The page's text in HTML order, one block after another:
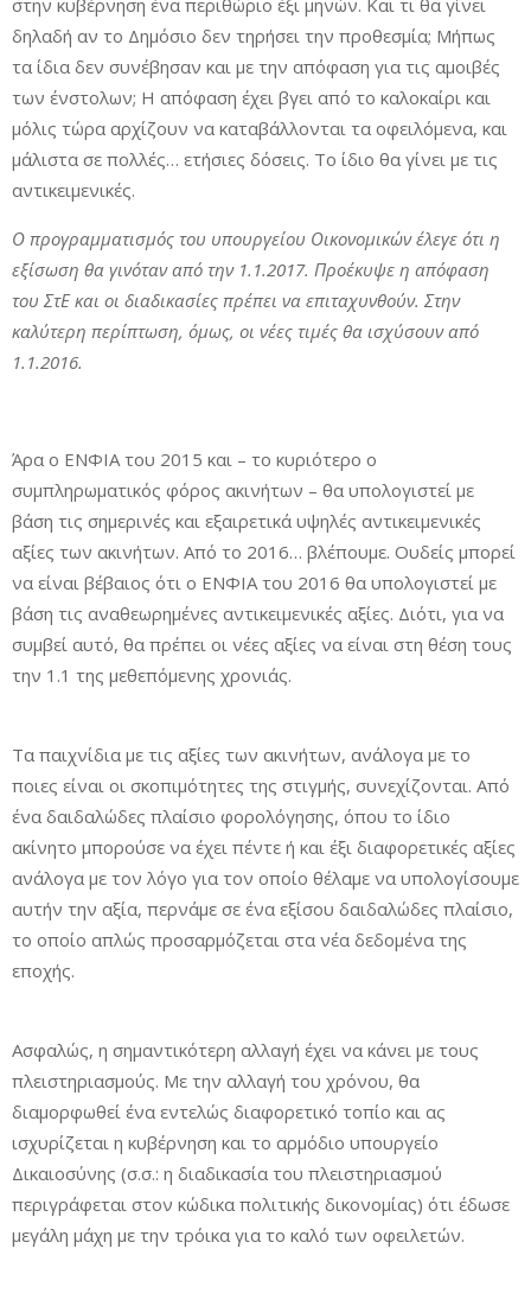
στην κυβέρνηση ένα περιθώριο έξι μηνών. Και τι θα γίνει
δηλαδή αν το Δημόσιο δεν τηρήσει την προθεσμία; Μήπως
τα ίδια δεν συνέβησαν και με την απόφαση για τις αμοιβές
των ένστολων; Η απόφαση έχει βγει από το καλοκαίρι και
μόλις τώρα αρχίζουν να καταβάλλονται τα οφειλόμενα, και
μάλιστα σε πολλές… ετήσιες δόσεις. Το ίδιο θα γίνει με τις
αντικειμενικές.
Ο προγραμματισμός του υπουργείου Οικονομικών έλεγε ότι η
εξίσωση θα γινόταν από την 1.1.2017. Προέκυψε η απόφαση
του ΣτΕ και οι διαδικασίες πρέπει να επιταχυνθούν. Στην
καλύτερη περίπτωση, όμως, οι νέες τιμές θα ισχύσουν από
1.1.2016.
Άρα ο ΕΝΦΙΑ του 2015 και – το κυριότερο ο
συμπληρωματικός φόρος ακινήτων – θα υπολογιστεί με
βάση τις σημερινές και εξαιρετικά υψηλές αντικειμενικές
αξίες των ακινήτων. Από το 2016… βλέπουμε. Ουδείς μπορεί
να είναι βέβαιος ότι ο ΕΝΦΙΑ του 2016 θα υπολογιστεί με
βάση τις αναθεωρημένες αντικειμενικές αξίες. Διότι, για να
συμβεί αυτό, θα πρέπει οι νέες αξίες να είναι στη θέση τους
την 1.1 της μεθεπόμενης χρονιάς.
Τα παιχνίδια με τις αξίες των ακινήτων, ανάλογα με το
ποιες είναι οι σκοπιμότητες της στιγμής, συνεχίζονται. Από
ένα δαιδαλώδες πλαίσιο φορολόγησης, όπου το ίδιο
ακίνητο μπορούσε να έχει πέντε ή και έξι διαφορετικές αξίες
ανάλογα με τον λόγο για τον οποίο θέλαμε να υπολογίσουμε
αυτήν την αξία, περνάμε σε ένα εξίσου δαιδαλώδες πλαίσιο,
το οποίο απλώς προσαρμόζεται στα νέα δεδομένα της
εποχής.
Ασφαλώς, η σημαντικότερη αλλαγή έχει να κάνει με τους
πλειστηριασμούς. Με την αλλαγή του χρόνου, θα
διαμορφωθεί ένα εντελώς διαφορετικό τοπίο και ας
ισχυρίζεται η κυβέρνηση και το αρμόδιο υπουργείο
Δικαιοσύνης (σ.σ.: η διαδικασία του πλειστηριασμού
περιγράφεται στον κώδικα πολιτικής δικονομίας) ότι έδωσε
μεγάλη μάχη με την τρόικα για το καλό των οφειλετών.